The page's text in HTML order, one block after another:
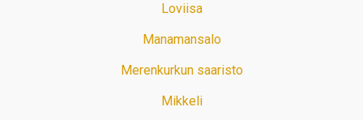
Loviisa
Manamansalo
Merenkurkun saaristo
Mikkeli